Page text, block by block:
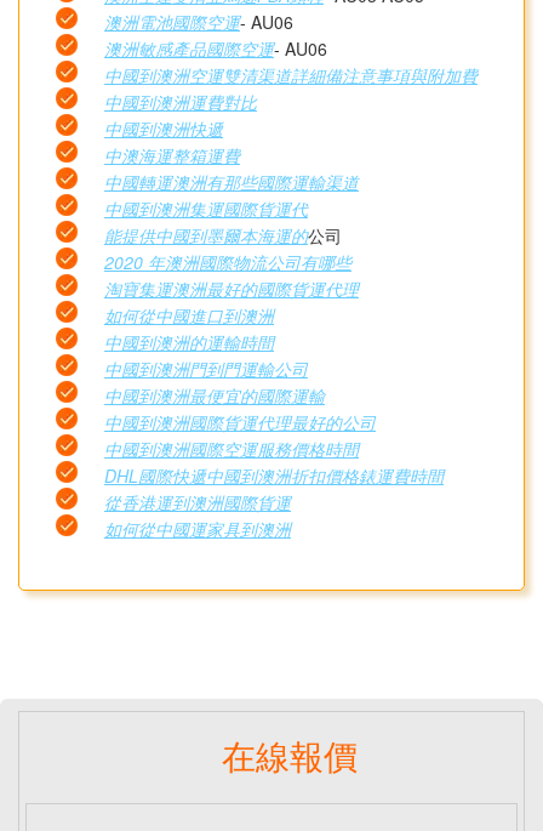
澳洲電池國際空運- AU06
澳洲敏感產品國際空運- AU06
中國到澳洲空運雙清渠道詳細備注意事項與附加費
中國到澳洲運費對比
中國到澳洲快遞
中澳海運整箱運費
中國轉運澳洲有那些國際運輸渠道
中國到澳洲集運國際貨運代
能提供中國到墨爾本海運的公司
2020 年澳洲國際物流公司有哪些
淘寶集運澳洲最好的國際貨運代理
如何從中國進口到澳洲
中國到澳洲的運輸時間
中國到澳洲門到門運輸公司
中國到澳洲最便宜的國際運輸
中國到澳洲國際貨運代理最好的公司
中國到澳洲國際空運服務價格時間
DHL國際快遞中國到澳洲折扣價格錶運費時間
從香港運到澳洲國際貨運
如何從中國運家具到澳洲
在線報價